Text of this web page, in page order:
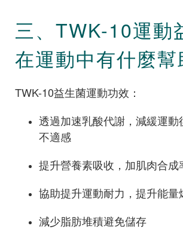
三、TWK-10運動
在運動中有什麼幫
TWK-10益生菌運動功效：
透過加速乳酸代謝，減緩運動
不適感
提升營養素吸收，加肌肉合成
協助提升運動耐力，提升能量
減少脂肪堆積避免儲存